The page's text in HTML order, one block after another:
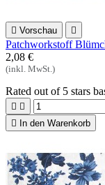
 Vorschau 
Patchworkstoff
2,08 €
(inkl. MwSt.)
Rated out of 5 stars
 

In den Warenkorb